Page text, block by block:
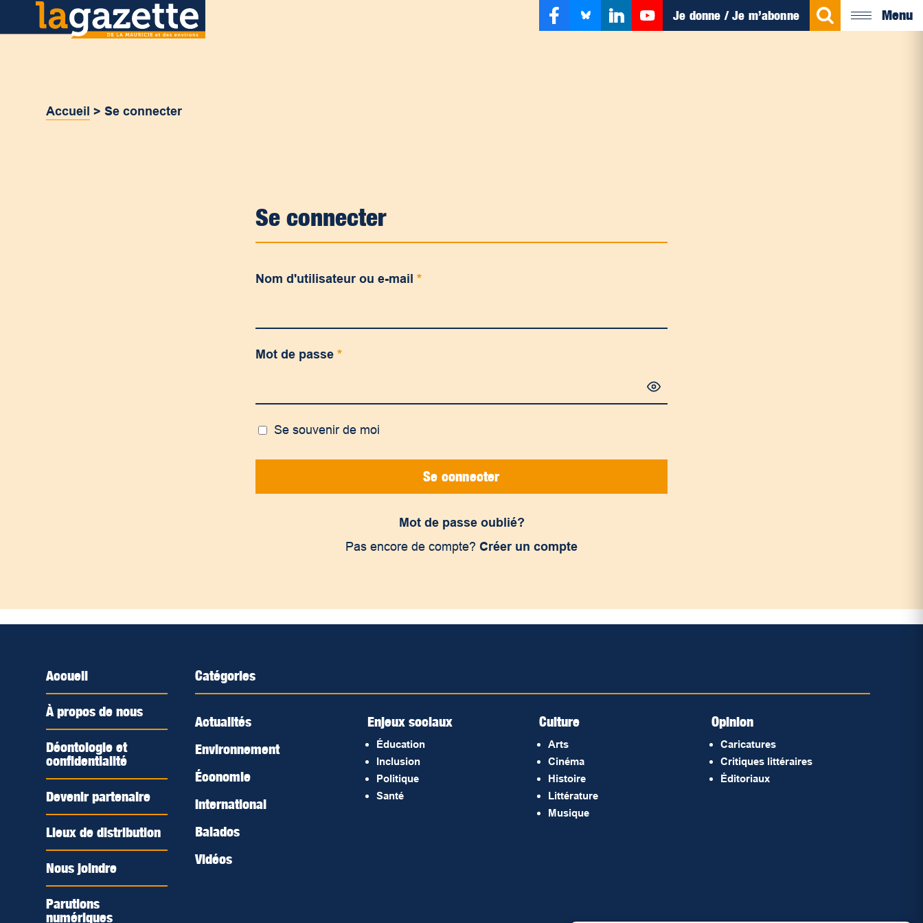
Je donne / Je m’abonne Menu
Accueil >Se connecter
Se connecter
Nom d'utilisateur ou e-mail *
Mot de passe *
Se souvenir de moi
Se connecter
Mot de passe oublié?
Pas encore de compte? Créer un compte
Accueil
À propos de nous
Déontologie et
confidentialité
Devenir partenaire
Lieux de distribution
Nous joindre
Parutions
numériques
Catégories
Actualités
Environnement
Économie
International
Balados
Vidéos
Enjeux sociaux
Éducation
Inclusion
Politique
Santé
Culture
Arts
Cinéma
Histoire
Littérature
Musique
Opinion
Caricatures
Critiques littéraires
Éditoriaux